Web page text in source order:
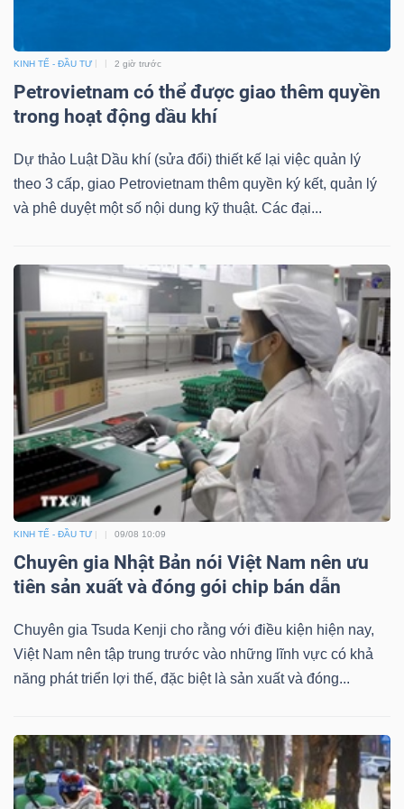
KINH TẾ - ĐẦU TƯ 2 giờ trước
Petrovietnam có thể được giao thêm quyền
trong hoạt động dầu khí
Dự thảo Luật Dầu khí (sửa đổi) thiết kế lại việc quản lý
theo 3 cấp, giao Petrovietnam thêm quyền ký kết, quản lý
và phê duyệt một số nội dung kỹ thuật. Các đại...
KINH TẾ - ĐẦU TƯ 09/08 10:09
Chuyên gia Nhật Bản nói Việt Nam nên ưu
tiên sản xuất và đóng gói chip bán dẫn
Chuyên gia Tsuda Kenji cho rằng với điều kiện hiện nay,
Việt Nam nên tập trung trước vào những lĩnh vực có khả
năng phát triển lợi thế, đặc biệt là sản xuất và đóng...
đầu
tư
thông
chính
Dữ
liệu
tài
chính